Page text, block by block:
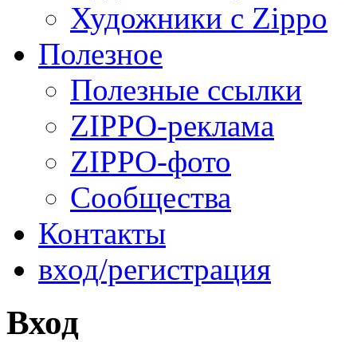
Художники с Zippo
Полезное
Полезные ссылки
ZIPPO-реклама
ZIPPO-фото
Сообщества
Контакты
вход/регистрация
Вход